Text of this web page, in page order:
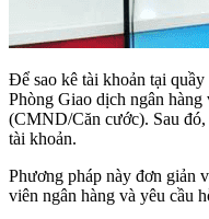
Để sao kê tài khoản tại
Phòng Giao dịch ngân
(CMND/Căn cước). Sau đó,
tài khoản.
Phương pháp này đơn giản
viên ngân hàng và yêu cầu